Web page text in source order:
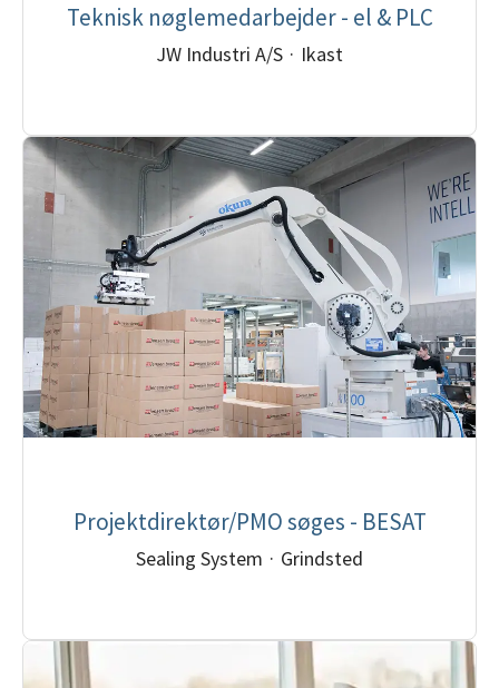
Teknisk nøglemedarbejder - el & PLC
JW Industri A/S · Ikast
Projektdirektør/PMO søges - BESAT
Sealing System · Grindsted